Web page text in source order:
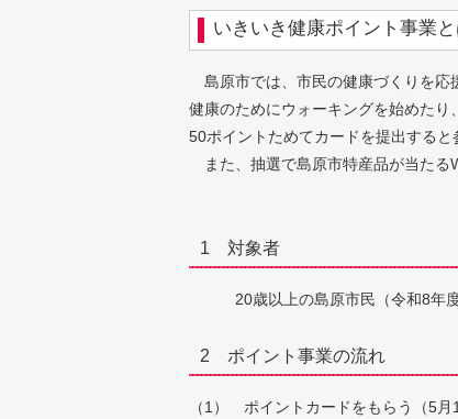
いきいき健康ポイント事業
島原市では、市民の健康づくりを応
健康のためにウォーキングを始めたり
50ポイントためてカードを提出すると
また、抽選で島原市特産品が当たる
1 対象者
20歳以上の島原市民（令和8年度
2 ポイント事業の流れ
（1） ポイントカードをもらう（5月